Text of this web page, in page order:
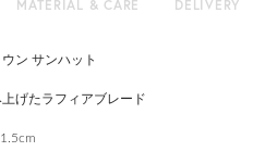
MATERIAL & CARE DELIVERY
ン サンハット
上げたラフィアブレード